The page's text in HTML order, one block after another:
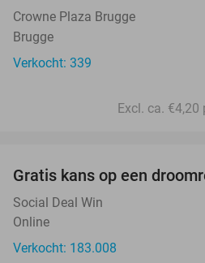
Crowne Plaza Brugge
Brugge
Verkocht: 339
Excl. ca.
Gratis kans op een
Social Deal Win
Online
Verkocht: 183.008